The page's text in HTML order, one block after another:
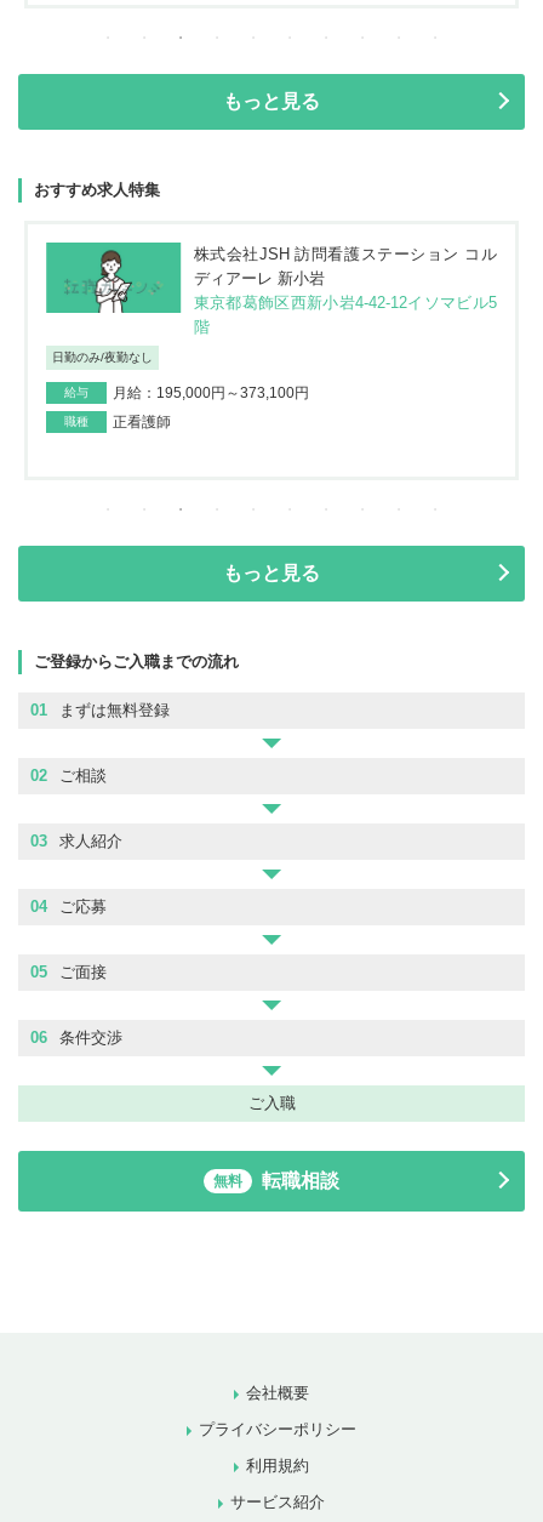
もっと見る
おすすめ求人特集
株式会社JSH 訪問看護ステーション コル
ディアーレ 新小岩
東京都葛飾区西新小岩4-42-12イソマビル5
階
日勤のみ/夜勤なし
給与 月給：195,000円～373,100円
職種 正看護師
もっと見る
ご登録からご入職までの流れ
01 まずは無料登録
02 ご相談
03 求人紹介
04 ご応募
05 ご面接
06 条件交渉
ご入職
無料 転職相談
会社概要
プライバシーポリシー
利用規約
サービス紹介